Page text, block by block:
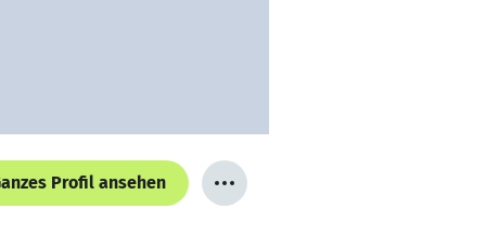
Profil ansehen